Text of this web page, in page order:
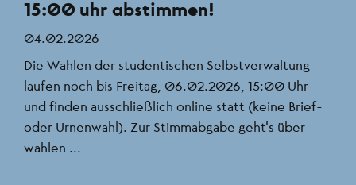
15:00 uhr abstimmen!
04.02.2026
Die Wahlen der studentischen Selbstverwaltung
laufen noch bis Freitag, 06.02.2026, 15:00 Uhr
und finden ausschließlich online statt (keine Brief-
oder Urnenwahl). Zur Stimmabgabe geht’s über
wahlen ...